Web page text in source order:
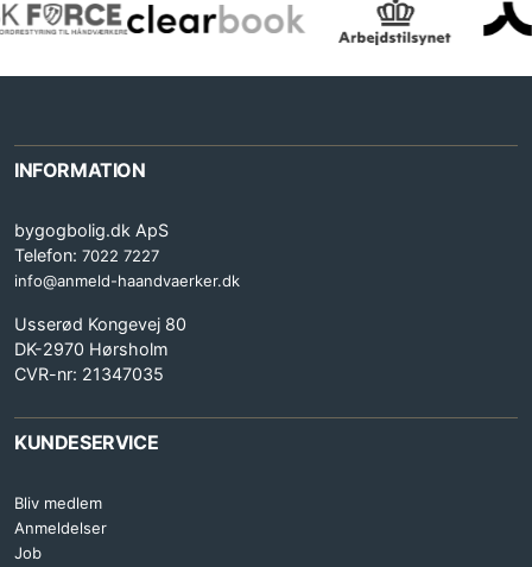
INFORMATION
bygogbolig.dk ApS
Telefon: 7022 7227
info@anmeld-haandvaerker.dk
Usserød Kongevej 80
DK-2970 Hørsholm
CVR-nr: 21347035
KUNDESERVICE
Bliv medlem
Anmeldelser
Job